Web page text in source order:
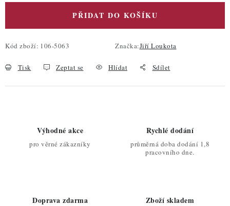
PŘIDAT DO KOŠÍKU
Kód zboží: 106-5063 Značka:Jiří Loukota
Tisk Zeptat se Hlídat Sdílet
Výhodné akce
pro věrné zákazníky
Rychlé dodání
průměrná doba dodání 1,8
pracovního dne.
Doprava zdarma Zboží skladem